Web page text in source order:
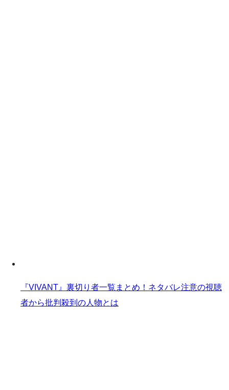
『VIVANT』裏切り者一覧まとめ！ネタバレ注意の視聴
者から批判殺到の人物とは